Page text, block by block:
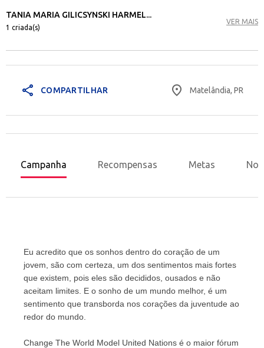
TANIA MARIA GILICSYNSKI HARMEL...
1 criada(s)
VER MAIS
share COMPARTILHAR place Matelândia, PR
Campanha Recompensas Metas
Eu acredito que os sonhos dentro do coração de um
jovem, são com certeza, um dos sentimentos mais fortes
que existem, pois eles são decididos, ousados e não
aceitam limites. E o sonho de um mundo melhor, é um
sentimento que transborda nos corações da juventude ao
redor do mundo.
Change The World Model United Nations é o maior fórum